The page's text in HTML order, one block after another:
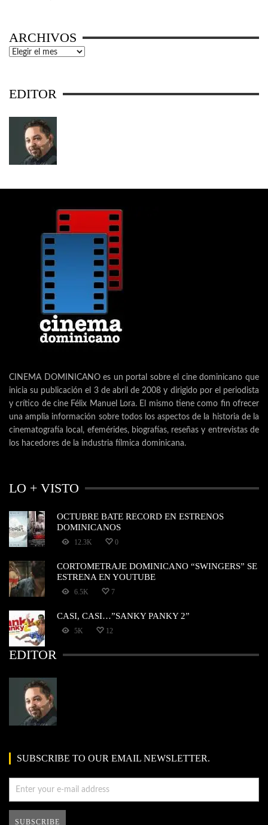
ARCHIVOS
Archivos
EDITOR
CINEMA DOMINICANO es un portal sobre el cine dominicano que
inicia su publicación el 3 de abril de 2008 y dirigido por el periodista
y crítico de cine Félix Manuel Lora. El mismo tiene como fin ofrecer
una amplia información sobre todos los aspectos de la historia de la
cinematografía local, efemérides, biografías, reseñas y entrevistas de
los hacedores de la industria fílmica dominicana.
LO + VISTO
OCTUBRE BATE RECORD EN ESTRENOS
DOMINICANOS
12.3K 0
CORTOMETRAJE DOMINICANO “SWINGERS” SE
ESTRENA EN YOUTUBE
6.5K 7
CASI, CASI…”SANKY PANKY 2”
5K 12
EDITOR
SUBSCRIBE TO OUR EMAIL NEWSLETTER.